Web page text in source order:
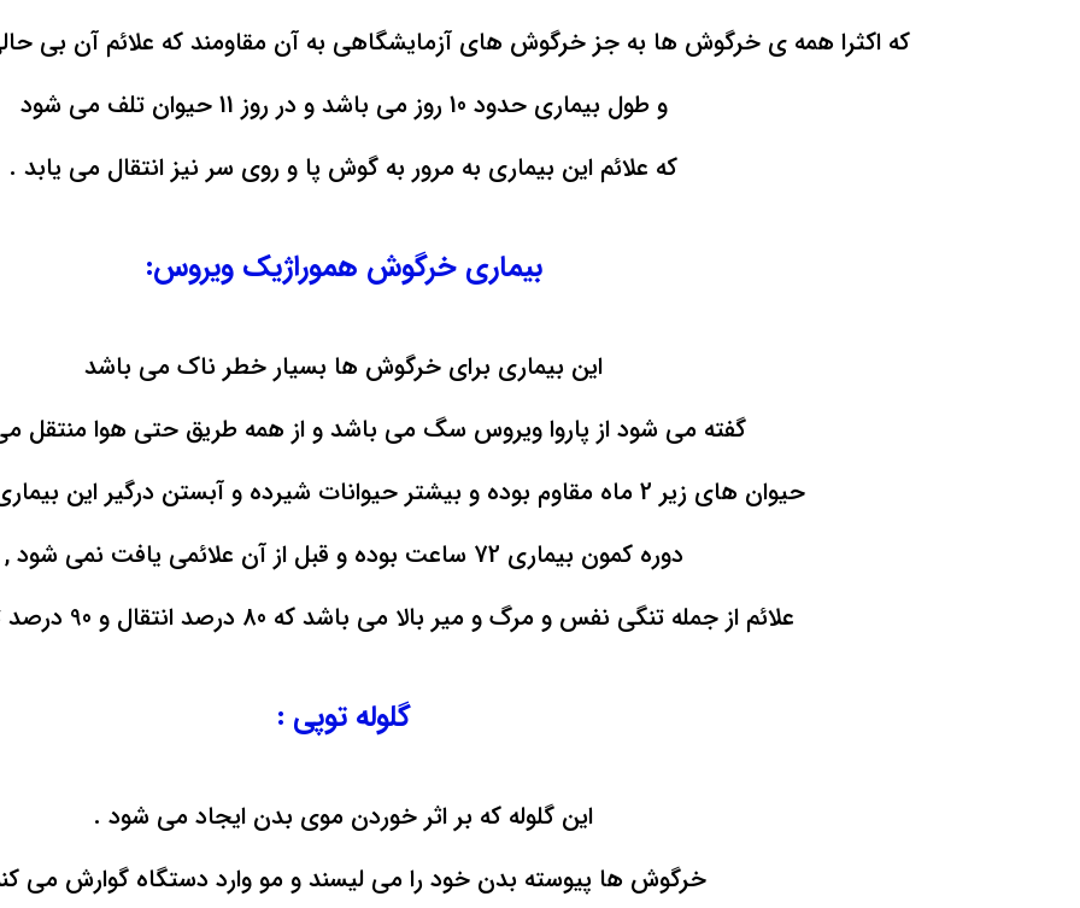
که اکثرا همه ی خرگوش ها به جز خرگوش های آزمایشگاهی به آن مقاومند که علائم آن بی
و طول بیماری حدود 10 روز می باشد و در روز 11 حیوان تلف می شود
که علائم این بیماری به مرور به گوش پا و روی سر نیز انتقال می یابد .
بیماری خرگوش هموراژیک ویروس:
این بیماری برای خرگوش ها بسیار خطر ناک می باشد
گفته می شود از پاروا ویروس سگ می باشد و از همه طریق حتی هوا منتقل
حیوان های زیر 2 ماه مقاوم بوده و بیشتر حیوانات شیرده و آبستن درگیر این بیماری می شوند .
دوره کمون بیماری 72 ساعت بوده و قبل از آن علائمی یافت نمی شود ,
علائم از جمله تنگی نفس و مرگ و میر بالا می باشد که 80 درصد انتقال و 90 درصد تلفات دارد.
گلوله توپی :
این گلوله که بر اثر خوردن موی بدن ایجاد می شود .
خرگوش ها پیوسته بدن خود را می لیسند و مو وارد دستگاه گوارش می